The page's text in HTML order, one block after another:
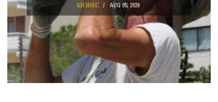
БИЗНЕС AUG 05, 2026